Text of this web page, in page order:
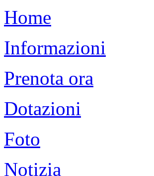
Home
Informazioni
Prenota ora
Dotazioni
Foto
Notizia